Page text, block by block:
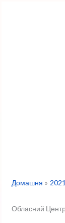
Домашня 2021
Обласний Центр